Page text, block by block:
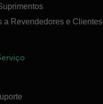
a Revendedores e Clientes